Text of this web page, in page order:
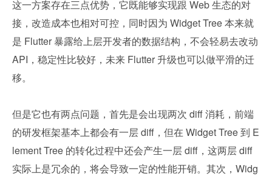
这一方案存在三点优势，它既能够实现跟 Web 生态的对
接，改造成本也相对可控，同时因为 Widget Tree 本来就
是 Flutter 暴露给上层开发者的数据结构，不会轻易去改动
API，稳定性比较好，未来 Flutter 升级也可以做平滑的迁
移。
但是它也有两点问题，首先是会出现两次 diff 消耗，前端
的研发框架基本上都会有一层 diff，但在 Widget Tree 到 E
lement Tree 的转化过程中还会产生一层 diff，这两层 diff
实际上是冗余的，将会导致一定的性能开销。其次，Widg